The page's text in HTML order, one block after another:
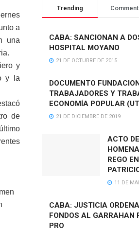
a
una
y
y la
de
Trending
CABA: SANCIONAN A
HOSPITAL MOYANO
21 DE OCTUBRE DE 2015
DOCUMENTO
TRABAJADORES Y
ECONOMÍA POPULAR
21 DE DICIEMBRE DE 2019
ACTO
REGO
11 DE
CABA: JUSTICIA
FONDOS AL GARRAHAN
PRO